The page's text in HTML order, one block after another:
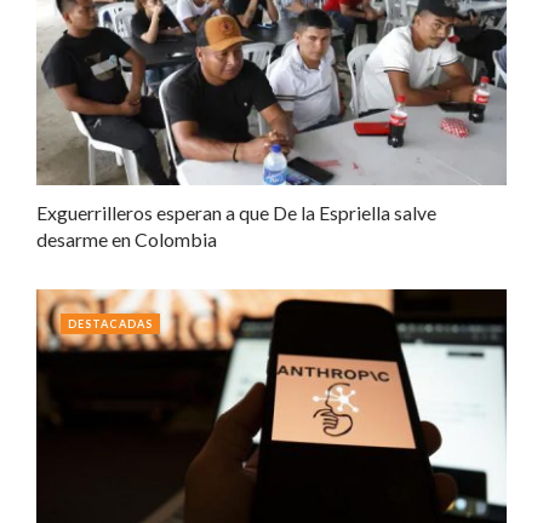
Exguerrilleros esperan a que De la Espriella salve
desarme en Colombia
DESTACADAS